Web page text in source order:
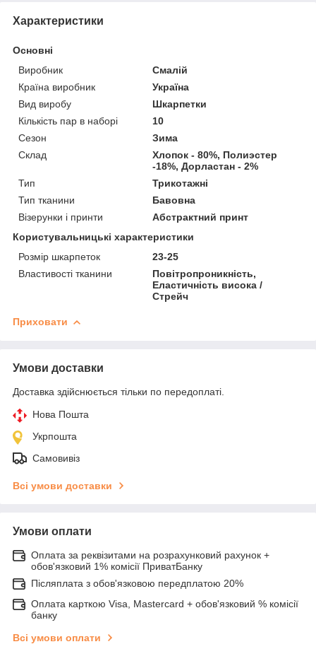
Характеристики
Основні
Виробник
Смалій
Країна виробник
Україна
Вид виробу
Шкарпетки
Кількість пар в наборі
10
Сезон
Зима
Склад
Хлопок - 80%, Полиэстер
-18%, Дорластан - 2%
Тип
Трикотажні
Тип тканини
Бавовна
Візерунки і принти
Абстрактний принт
Користувальницькі характеристики
Розмір шкарпеток
23-25
Властивості тканини
Повітропроникність,
Еластичність висока /
Стрейч
Приховати
Умови доставки
Доставка здійснюється тільки по передоплаті.
Нова Пошта
Укрпошта
Самовивіз
Всі умови доставки
Умови оплати
Оплата за реквізитами на розрахунковий рахунок +
обов'язковий 1% комісії ПриватБанку
Післяплата з обов'язковою передплатою 20%
Оплата карткою Visa, Mastercard + обов'язковий % комісії
банку
Всі умови оплати